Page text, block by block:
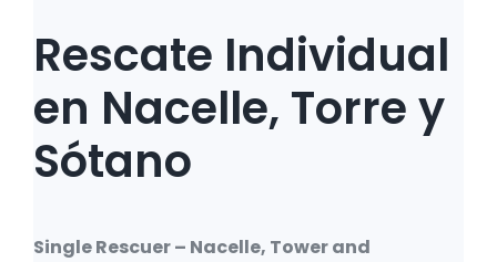
Rescate Individual
en Nacelle, Torre y
Sótano
Single Rescuer – Nacelle, Tower and